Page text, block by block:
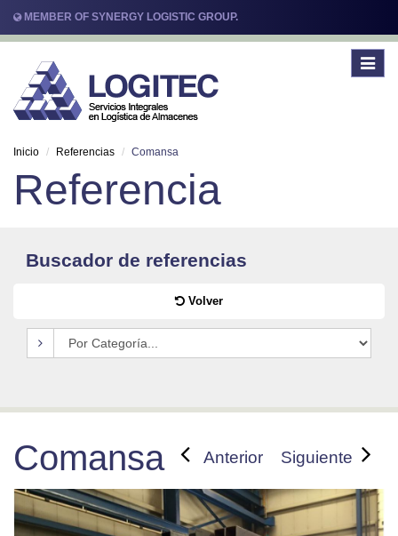
MEMBER OF SYNERGY LOGISTIC GROUP.
Toggle
Inicio Referencias Comansa
Referencia
Buscador de referencias
Volver
Anterior Siguiente
Comansa